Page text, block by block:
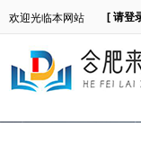
欢迎光临本网站 [ 请登